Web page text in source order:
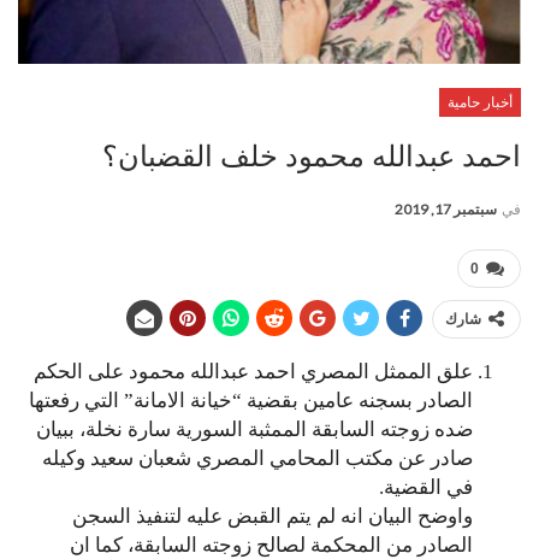
أخبار حامية
احمد عبدالله محمود خلف القضبان؟
في سبتمبر 17, 2019
0
شارك
علق الممثل المصري احمد عبدالله محمود على الحكم
الصادر بسجنه عامين بقضية “خيانة الامانة” التي رفعتها
ضده زوجته السابقة الممثبة السورية سارة نخلة، ببيان
صادر عن مكتب المحامي المصري شعبان سعيد وكيله
في القضية.
واوضح البيان انه لم يتم القبض عليه لتنفيذ السجن
الصادر من المحكمة لصالح زوجته السابقة، كما ان